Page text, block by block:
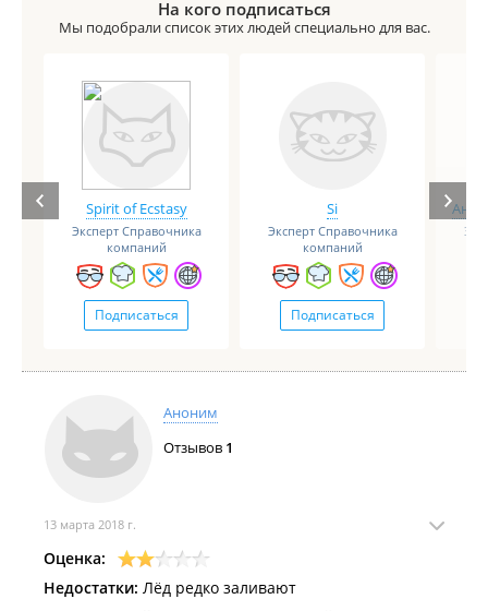
На кого подписаться
Мы подобрали список этих людей специально для вас.
Spirit of Ecstasy
Эксперт Справочника
компаний
Подписаться
Si
Эксперт Справочника
компаний
Подписаться
Аноним
Отзывов 1
13 марта 2018 г.
Оценка:
Недостатки: Лёд редко заливают